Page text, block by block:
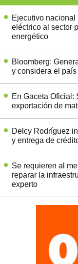
Ejecutivo
eléctrico al sector
energético
Bloomberg:
y considera el
En Gaceta Oficial:
exportación de
Delcy Rodríguez
y entrega de
Se requieren al
reparar la
experto